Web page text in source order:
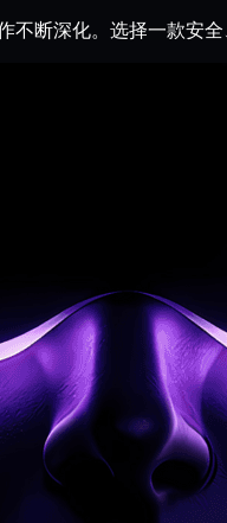
断深化。选择一款安